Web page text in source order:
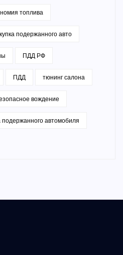
топлива
подержанного авто
ПДД РФ
ПДД тюнинг салона
вождение
подержанного автомобиля